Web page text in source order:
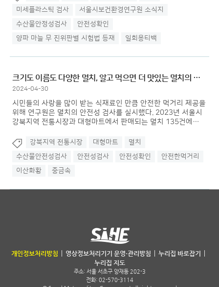
미세플라스틱 검사
서울시보건환경연구원 소식지
수산물안정성검사
안전성확인
양파 마늘 무 진위판별 시험법 등재
일회용티백
크기도 이름도 다양한 멸치, 알고 먹으면 더 맛있는 멸치의 검사 결과...
2024-04-30
시민들의 사랑을 많이 받는 식재료인 만큼 안전한 먹거리 제공을
위해 연구원은 멸치의 안전성 검사를 실시했다. 2023년 서울시
강북지역 전통시장과 대형마트에서 판매되는 멸치 135건에
검사를 수행하였다.
강북지역 전통시장 대형마트
멸치
수산물안전성검사
안전성검사 안전성확인
안전한먹거리
이산화황
중금속
서울특별시 보건환경연구원
개인정보처리방침 영상정보처리기기 운영·관리방침
누리집 바로잡기
누리집 지도
주소: 서울 서초구 양재동 202-3
전화: 02-570-3114